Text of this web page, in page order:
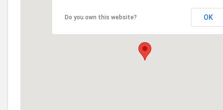
Do you own this website? OK